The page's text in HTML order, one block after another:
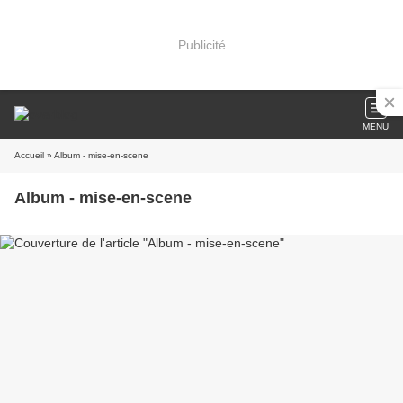
Publicité
MENU
Accueil » Album - mise-en-scene
Album - mise-en-scene